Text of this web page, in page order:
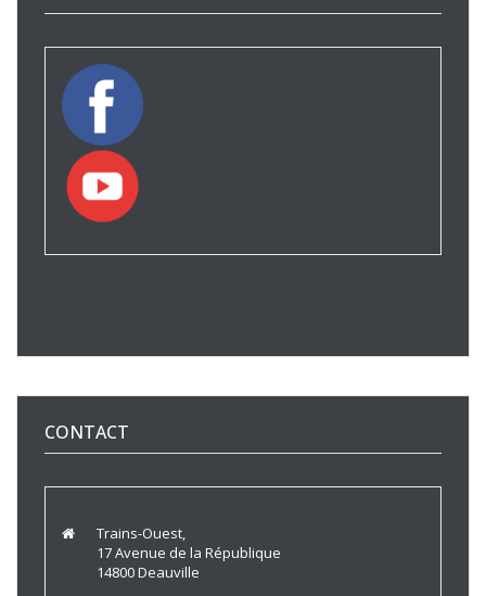
CONTACT
Trains-Ouest,
17 Avenue de la République
14800 Deauville